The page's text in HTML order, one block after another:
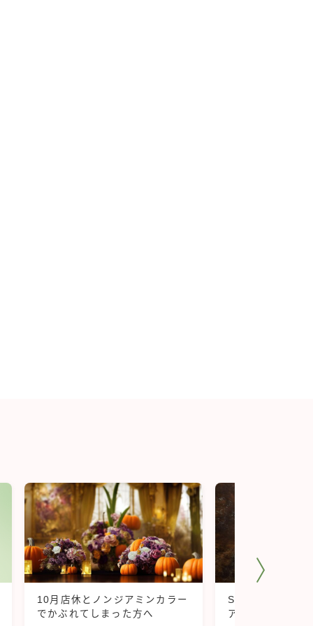
10月店休とノンジアミンカラー
でかぶれてしまった方へ
S級ランク プレ
アミンヘナ